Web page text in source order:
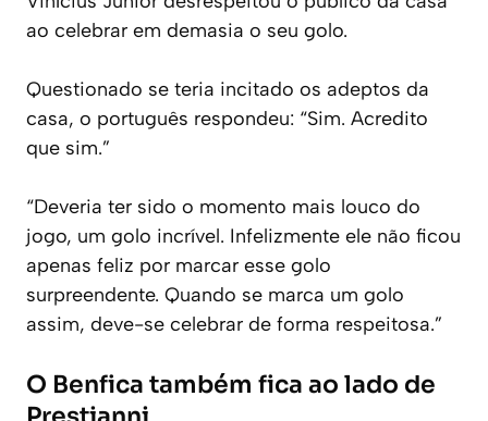
ao celebrar em demasia o seu golo.
Questionado se teria incitado os adeptos da
casa, o português respondeu: “Sim. Acredito
que sim.”
“Deveria ter sido o momento mais louco do
jogo, um golo incrível. Infelizmente ele não ficou
apenas feliz por marcar esse golo
surpreendente. Quando se marca um golo
assim, deve-se celebrar de forma respeitosa.”
O Benfica também fica ao lado de